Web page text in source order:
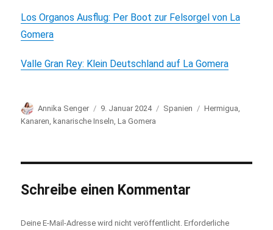
Los Organos Ausflug: Per Boot zur Felsorgel von La
Gomera
Valle Gran Rey: Klein Deutschland auf La Gomera
Autor
Annika Senger
Veröffentlicht
am
9. Januar 2024 Kategorien
Spanien Schlagwörter
Hermigua
Kanaren kanarische Inseln ,La Gomera
Schreibe einen Kommentar
Deine E-Mail-Adresse wird nicht veröffentlicht. Erforderliche